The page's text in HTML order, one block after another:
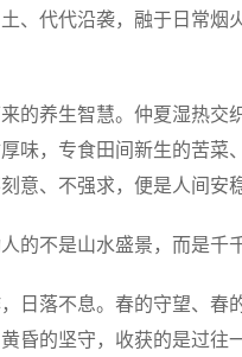
、代代沿袭，融于日常
的养生智慧。仲夏湿热
味，专食田间新生的苦
意、不强求，便是人间安
的不是山水盛景，而是千
日落不息。春的守望、春
昏的坚守，收获的是过